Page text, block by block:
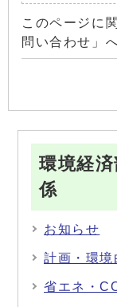
このページに
問い合わせ」
環境経
係
お知らせ
計画・環境
省エネ・